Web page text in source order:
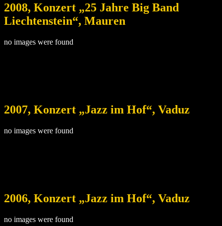
2008, Konzert „25 Jahre Big Band
Liechtenstein“, Mauren
no images were found
2007, Konzert „Jazz im Hof“, Vaduz
no images were found
2006, Konzert „Jazz im Hof“, Vaduz
no images were found